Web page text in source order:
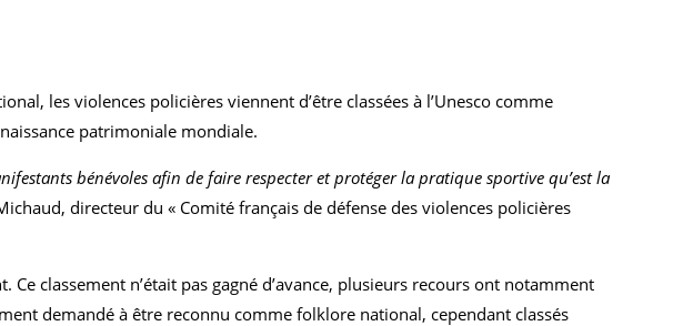
les violences policières viennent d’être classées à l’Unesco comme
patrimoniale mondiale.
bénévoles afin de faire respecter et protéger la pratique sportive qu’est la
directeur du « Comité français de défense des violences policières
classement n’était pas gagné d’avance, plusieurs recours ont notamment
demandé à être reconnu comme folklore national, cependant classés